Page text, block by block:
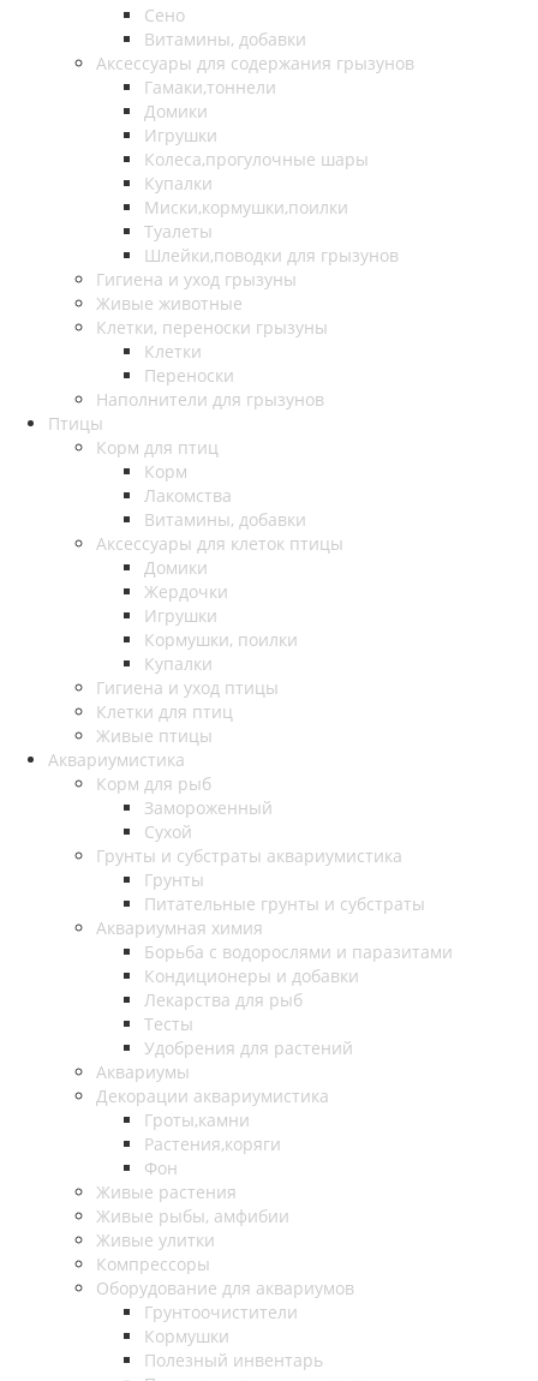
Сено
Витамины, добавки
Аксессуары для содержания грызунов
Гамаки,тоннели
Домики
Игрушки
Колеса,прогулочные шары
Купалки
Миски,кормушки,поилки
Туалеты
Шлейки,поводки для грызунов
Гигиена и уход грызуны
Живые животные
Клетки, переноски грызуны
Клетки
Переноски
Наполнители для грызунов
Птицы
Корм для птиц
Корм
Лакомства
Витамины, добавки
Аксессуары для клеток птицы
Домики
Жердочки
Игрушки
Кормушки, поилки
Купалки
Гигиена и уход птицы
Клетки для птиц
Живые птицы
Аквариумистика
Корм для рыб
Замороженный
Сухой
Грунты и субстраты аквариумистика
Грунты
Питательные грунты и субстраты
Аквариумная химия
Борьба с водорослями и паразитами
Кондиционеры и добавки
Лекарства для рыб
Тесты
Удобрения для растений
Аквариумы
Декорации аквариумистика
Гроты,камни
Растения,коряги
Фон
Живые растения
Живые рыбы, амфибии
Живые улитки
Компрессоры
Оборудование для аквариумов
Грунтоочистители
Кормушки
Полезный инвентарь